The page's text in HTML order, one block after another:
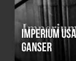
Imperium
Ganser